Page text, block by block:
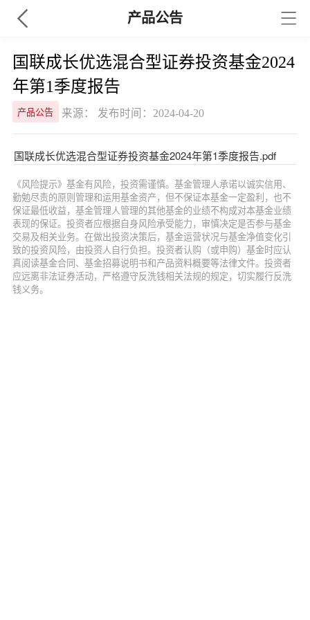
产品公告
国联成长优选混合型证券投资基金2024
年第1季度报告
产品公告 来源： 发布时间：2024-04-20
国联成长优选混合型证券投资基金2024年第1季度报告.pdf
《风险提示》基金有风险，投资需谨慎。基金管理人承诺以诚实信用、
勤勉尽责的原则管理和运用基金资产，但不保证本基金一定盈利，也不
保证最低收益，基金管理人管理的其他基金的业绩不构成对本基金业绩
表现的保证。投资者应根据自身风险承受能力，审慎决定是否参与基金
交易及相关业务。在做出投资决策后，基金运营状况与基金净值变化引
致的投资风险，由投资人自行负担。投资者认购（或申购）基金时应认
真阅读基金合同、基金招募说明书和产品资料概要等法律文件。投资者
应远离非法证券活动，严格遵守反洗钱相关法规的规定，切实履行反洗
钱义务。